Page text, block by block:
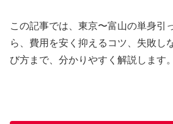
この記事では、東京〜富山の単身引
ら、費用を安く抑えるコツ、失敗し
び方まで、分かりやすく解説します。